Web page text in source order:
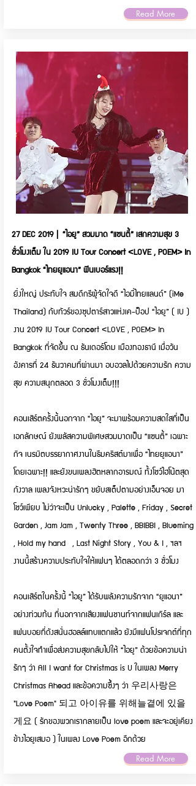
Read More
27 DEC 2019 | “ไอยู” สวมมาด “แซนตี้” เสกความสุข 3
ชั่วโมงเต็ม ใน 2019 IU Tour Concert <LOVE , POEM> In
Bangkok “ไทยยูแอนา” ฟินเบอร์แรง!!
ยิ่งใหญ่ ประทับใจ สมดีกรีผู้จัดใจดี “ไอมี่ไทยแลนด์” (iMe
Thailand) กับทัวร์ของซุปตาร์สาวแห่งเค-ป็อป “ไอยู” ( IU )
งาน 2019 IU Tour Concert <LOVE , POEM> In
Bangkok ที่จัดขึ้น ณ ธันเดอร์โดม เมืองทองธานี เมื่อวัน
อังคารที่ 24 ธันวาคมที่ผ่านมา อบอวลไปด้วยความรัก ความ
สุข ความสนุกตลอด 3 ชั่วโมงเต็ม!!!
คอนเสิร์ตครั้งนี้นอกจาก “ไอยู” จะมาพร้อมความสดใสที่เป็น
เอกลักษณ์ ยังพลัสความพิเศษสวมมาดเป็น “แซนตี้” เฉพาะ
กิจ เนรมิตบรรยากาศงานในธีมคริสต์มาเพื่อ “ไทยยูแอนา”
โดยเฉพาะ!! และยังขนเพลงฮิตหลากอารมณ์ ทั้งโชว์ไฮโน้ตสุด
กังวาล เพลงจังหวะน่ารักๆ ขยับสเต็ปตามอย่างเอ็นจอย มา
โชว์เพียบ ไม่ว่าจะเป็น Unlucky , Palette , Friday , Secret
Garden , Jam Jam , Twenty Three , BBIBBI , Blueming
, Hold my hand , Last Night Story , You & I , ฯลฯ
งานนี้สร้างความประทับใจให้แฟนๆ ได้ตลอดกว่า 3 ชั่วโมง
คอนเสิร์ตในครั้งนี้ “ไอยู” ได้รับพลังความรักจาก “ยูแอนา”
อย่างท่วมท้น ที่นอกจากเสียงแฟนชานท์จากแฟนเกิร์ล และ
แฟนบอยที่ดังสนั่นฮอลล์แทบแตกแล้ว ยังมีแฟนโปรเจกต์ที่ทุก
คนตั้งใจทำเพื่อส่งความสุขกลับไปให้ “ไอยู” ด้วยข้อความน่า
รักๆ ว่า All I want for Christmas is U ในเพลง Merry
Christmas Ahead และข้อความซึ้งๆ ว่า 우리사랑은
"Love Poem" 되고 아이유를 위해늘곁에 있을
게요 ( รักของพวกเรากลายเป็น love poem และจะอยู่เคียง
ข้างไอยูเสมอ ) ในเพลง Love Poem อีกด้วย
Read More